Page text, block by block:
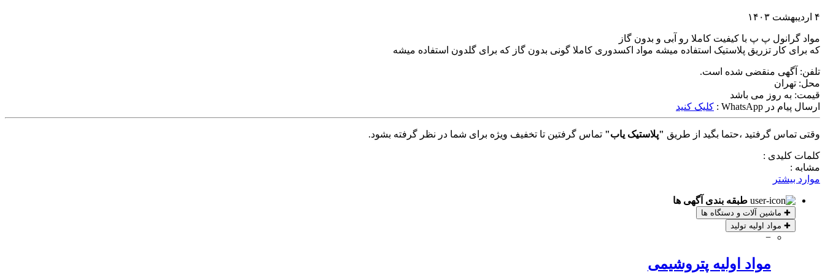
۴ اردیبهشت ۱۴۰۳
مواد گرانول پ پ با کیفیت کاملا رو آبی و بدون گاز
که برای کار تزریق پلاستیک استفاده میشه مواد اکسدوری کاملا گونی بدون گاز که برای گلدون استفاده میشه
تلفن: آگهی منقضی شده است.
محل: تهران
قیمت: به روز می باشد
ارسال پیام در WhatsApp :
کلیک کنید
وقتی تماس گرفتید ،حتما بگید از طریق "پلاستیک یاب" تماس گرفتین تا تخفیف ویژه برای شما در نظر گرفته بشود.
کلمات کلیدی :
مشابه :
موارد بیشتر
طبقه بندی آگهی ها
✚ ماشین آلات و دستگاه ها
✚ مواد اولیه تولید
−
مواد اولیه پتروشیمی